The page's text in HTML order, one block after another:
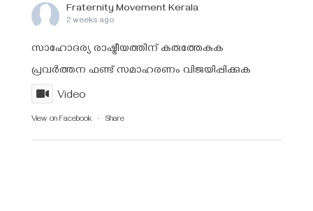
Fraternity Movement Kerala
2 weeks ago
സാഹോദര്യ രാഷ്ട്രീയത്തിന് കരുത്തേകുക
പ്രവർത്തന ഫണ്ട്‌ സമാഹരണം വിജയിപ്പിക്കുക
Video
View on Facebook · Share